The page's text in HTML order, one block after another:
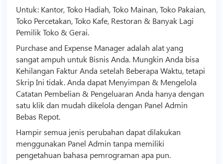
Untuk: Kantor, Toko Hadiah, Toko Mainan, Toko Pakaian,
Toko Percetakan, Toko Kafe, Restoran & Banyak Lagi
Pemilik Toko & Gerai.
Purchase and Expense Manager adalah alat yang
sangat ampuh untuk Bisnis Anda. Mungkin Anda bisa
Kehilangan Faktur Anda setelah Beberapa Waktu, tetapi
Skrip Ini tidak. Anda dapat Menyimpan & Mengelola
Catatan Pembelian & Pengeluaran Anda hanya dengan
satu klik dan mudah dikelola dengan Panel Admin
Bebas Repot.
Hampir semua jenis perubahan dapat dilakukan
menggunakan Panel Admin tanpa memiliki
pengetahuan bahasa pemrograman apa pun.